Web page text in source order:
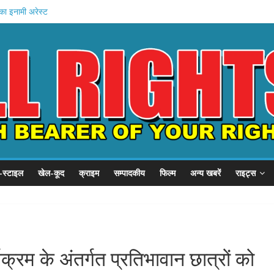
इनामी अरेस्ट
खादी मॉल
दौरा
हजार करोड़
खेल-कूद क्राइम सम्पादकीय फिल्म अन्य खबरें राइट्स
के अंतर्गत प्रतिभावान छात्रों को